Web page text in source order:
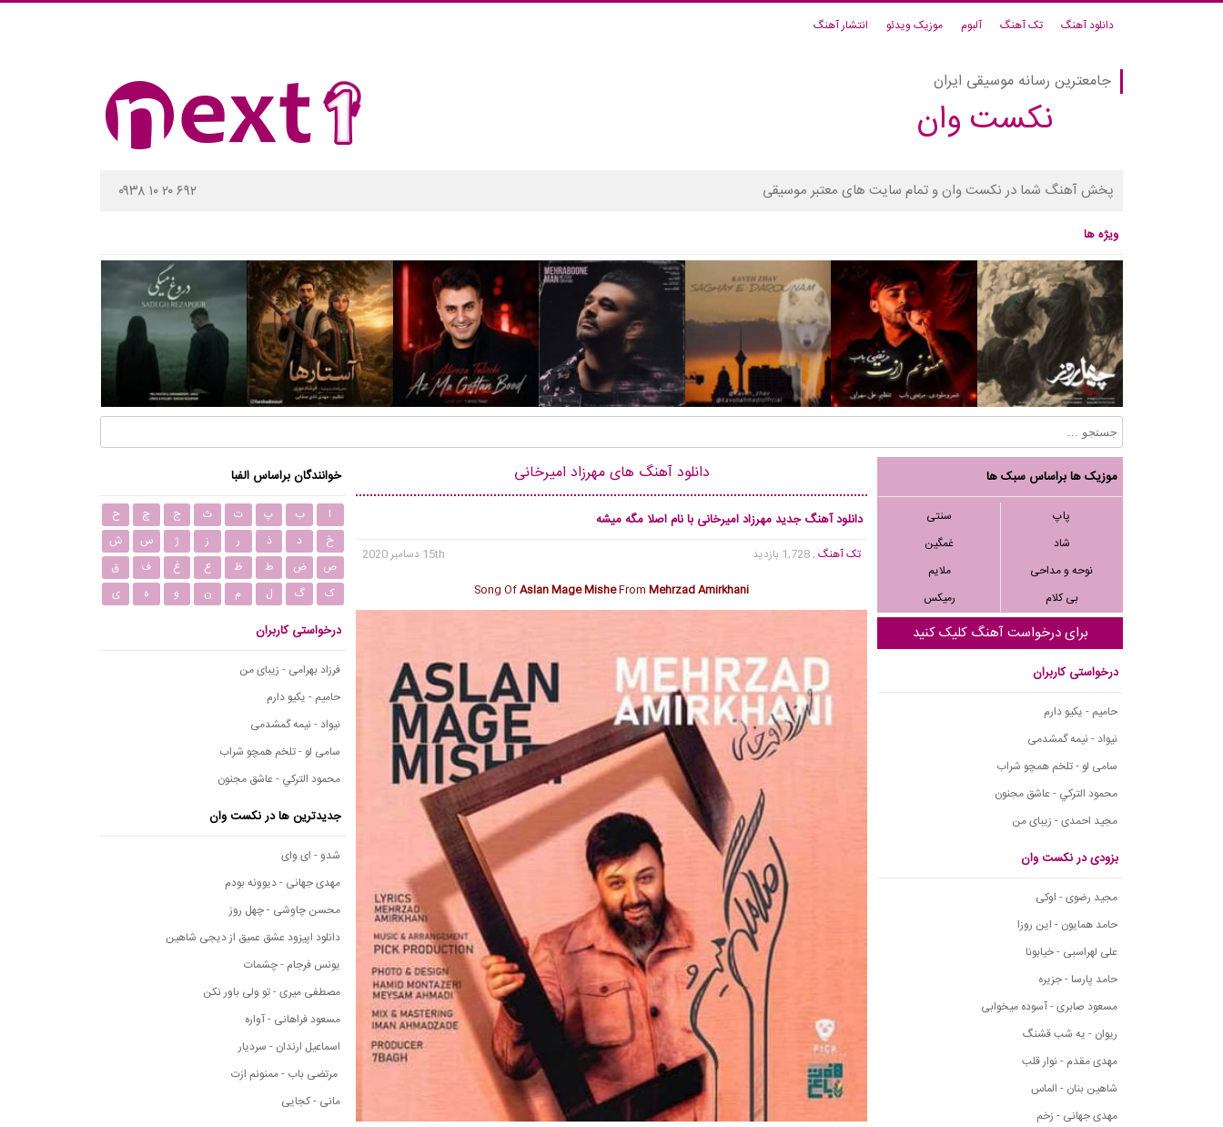
دانلود آهنگ تک آهنگ آلبوم موزیک ویدئو انتشار آهنگ
جامعترین رسانه موسیقی ایران
نکست وان
پخش آهنگ شما در نکست وان و تمام سایت های معتبر موسیقی ۰۹۳۸ ۱۰ ۲۰ ۶۹۲
ویژه ها
موزیک ها براساس سبک ها
پاپ
سنتی
شاد
غمگین
نوحه و مداحی
ملایم
بی کلام
رمیکس
برای درخواست آهنگ کلیک کنید
درخواستی کاربران
حامیم - یکیو دارم
نیواد - نیمه گمشدمی
سامی لو - تلخم همچو شراب
محمود التركي - عاشق مجنون
مجید احمدی - زیبای من
بزودی در نکست وان
مجید رضوی - اوکی
حامد همایون - این روزا
علی لهراسبی - خیابونا
حامد پارسا - جزیره
مسعود صابری - آسوده میخوابی
ریوان - یه شب قشنگ
مهدی مقدم - نوار قلب
شاهین بنان - الماس
مهدی جهانی - زخم
دانلود آهنگ های مهرزاد امیرخانی
دانلود آهنگ جدید مهرزاد امیرخانی با نام اصلا مگه میشه
تک آهنگ, 1,728 بازدید
15th دسامبر 2020
Song OfAslan Mage MisheFromMehrzad Amirkhani
خوانندگان براساس الفبا
ا ب پ ت ث ج چ
ح
خ
د ذ ر ز ژ س
ش
ص
ض ط ظ ع غ ف
ق
ک
گ ل م ن و ه ی
درخواستی کاربران
فرزاد بهرامی - زیبای من
حامیم - یکیو دارم
نیواد - نیمه گمشدمی
سامی لو - تلخم همچو شراب
محمود التركي - عاشق مجنون
جدیدترین ها در نکست وان
شدو - ای وای
مهدی جهانی - دیوونه بودم
محسن چاوشی - چهل روز
دانلود اپیزود عشق عمیق از دیجی شاهین
یونس فرجام - چشمات
مصطفی میری - تو ولی باور نکن
مسعود فراهانی - آواره
اسماعیل ارندان - سردیار
مرتضی باب - ممنونم ازت
مانی - کجایی